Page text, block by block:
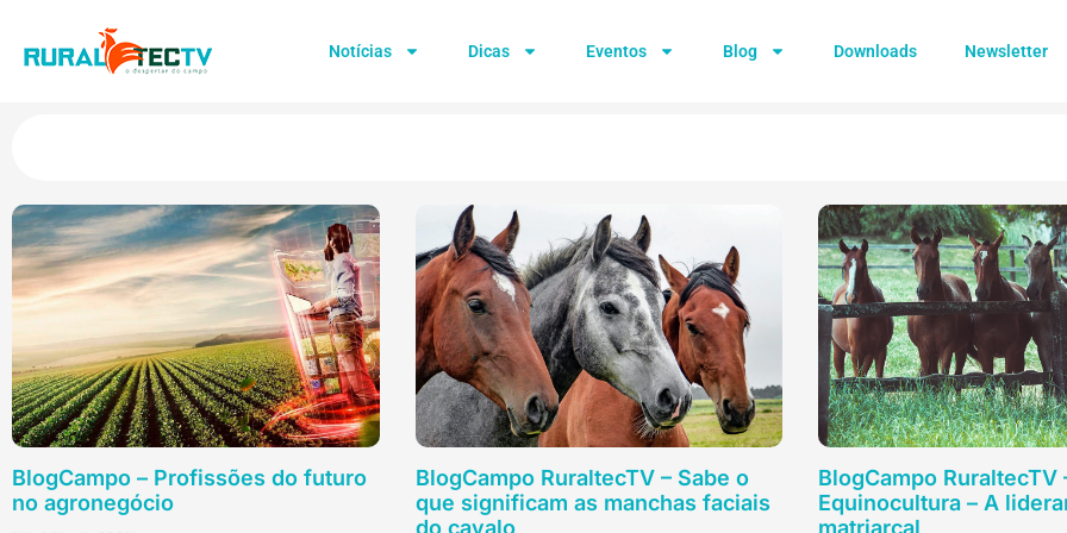
Notícias Dicas Eventos Blog Downloads Newsletter
BlogCampo – Profissões do futuro
no agronegócio
BlogCampo RuraltecTV – Sabe o
que significam as manchas faciais
do cavalo
BlogCampo RuraltecTV
Equinocultura – A
matriarcal